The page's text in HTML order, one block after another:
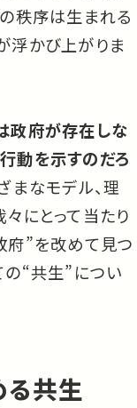
の秩序は生まれる
浮かび上がりま
政府が存在しな
動を示すのだろ
まなモデル、理
にとって当たり
府”を改めて見つ
の“共生”につい
共生